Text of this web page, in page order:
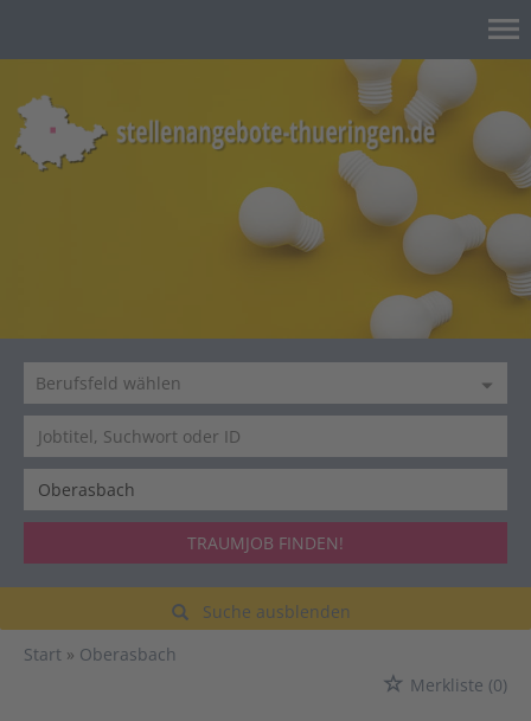
TRAUMJOB FINDEN!
Suche ausblenden
Start
Oberasbach
Merkliste (0)